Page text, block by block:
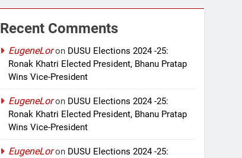
Recent Comments
EugeneLoron DUSU Elections 2024 -25:
Ronak Khatri Elected President, Bhanu Pratap
Wins Vice-President
EugeneLoron DUSU Elections 2024 -25:
Ronak Khatri Elected President, Bhanu Pratap
Wins Vice-President
EugeneLoron DUSU Elections 2024 -25: